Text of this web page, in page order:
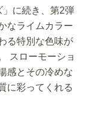
に続き、第2弾
なライムカラー
る特別な色味が
スローモーショ
感とその冷めな
に彩ってくれる